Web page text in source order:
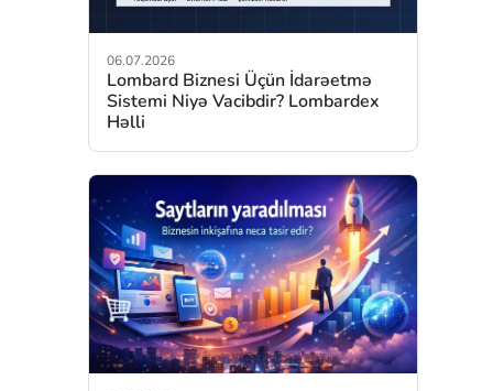
06.07.2026
Lombard Biznesi Üçün İdarəetmə
Sistemi Niyə Vacibdir? Lombardex
Həlli